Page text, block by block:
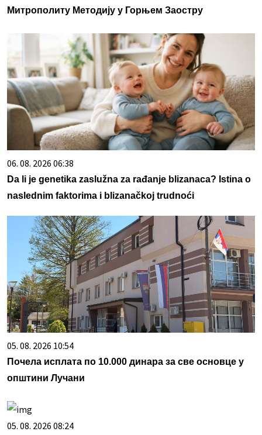
Митрополиту Методију у Горњем Заостру
06. 08. 2026 06:38
Da li je genetika zaslužna za rađanje blizanaca? Istina o
naslednim faktorima i blizanačkoj trudnoći
05. 08. 2026 10:54
Почела исплата по 10.000 динара за све основце у
општини Лучани
05. 08. 2026 08:24